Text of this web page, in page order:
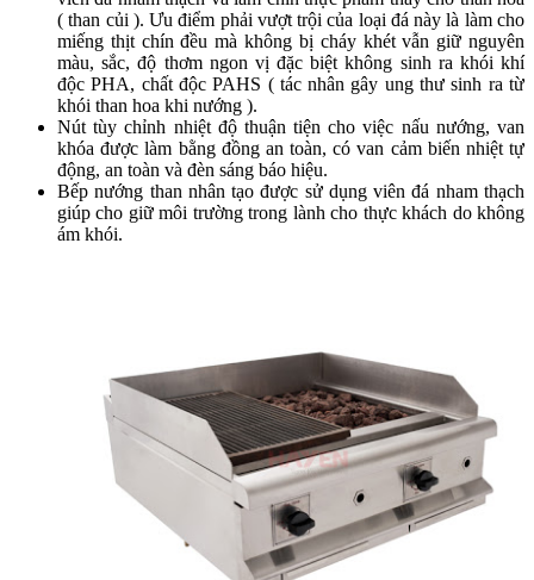
( than củi ). Ưu điểm phải vượt trội của loại đá này là làm cho
miếng thịt chín đều mà không bị cháy khét vẫn giữ nguyên
màu, sắc, độ thơm ngon vị đặc biệt không sinh ra khói khí
độc PHA, chất độc PAHS ( tác nhân gây ung thư sinh ra từ
khói than hoa khi nướng ).
Nút tùy chỉnh nhiệt độ thuận tiện cho việc nấu nướng, van
khóa được làm bằng đồng an toàn, có van cảm biến nhiệt tự
động, an toàn và đèn sáng báo hiệu.
Bếp nướng than nhân tạo được sử dụng viên đá nham thạch
giúp cho giữ môi trường trong lành cho thực khách do không
ám khói.